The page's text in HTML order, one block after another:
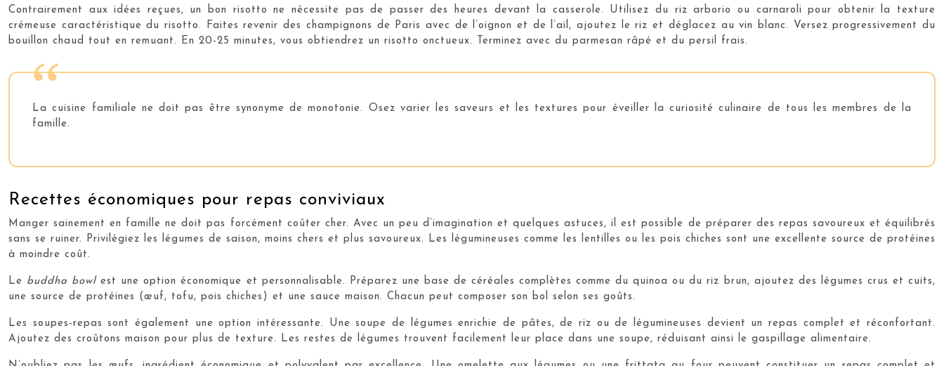
Contrairement aux idées reçues, un bon risotto ne nécessite pas de passer des heures devant la casserole. Utilisez du riz arborio ou carnaroli pour obtenir la texture
crémeuse caractéristique du risotto. Faites revenir des champignons de Paris avec de l’oignon et de l’ail, ajoutez le riz et déglacez au vin blanc. Versez progressivement du
bouillon chaud tout en remuant. En 20-25 minutes, vous obtiendrez un risotto onctueux. Terminez avec du parmesan râpé et du persil frais.
La cuisine familiale ne doit pas être synonyme de monotonie. Osez varier les saveurs et les textures pour éveiller la curiosité culinaire de tous les membres de la
famille.
Recettes économiques pour repas conviviaux
Manger sainement en famille ne doit pas forcément coûter cher. Avec un peu d’imagination et quelques astuces, il est possible de préparer des repas savoureux et équilibrés
sans se ruiner. Privilégiez les légumes de saison, moins chers et plus savoureux. Les légumineuses comme les lentilles ou les pois chiches sont une excellente source de protéines
à moindre coût.
Le buddha bowlest une option économique et personnalisable. Préparez une base de céréales complètes comme du quinoa ou du riz brun, ajoutez des légumes crus et cuits,
une source de protéines (œuf, tofu, pois chiches) et une sauce maison. Chacun peut composer son bol selon ses goûts.
Les soupes-repas sont également une option intéressante. Une soupe de légumes enrichie de pâtes, de riz ou de légumineuses devient un repas complet et réconfortant.
Ajoutez des croûtons maison pour plus de texture. Les restes de légumes trouvent facilement leur place dans une soupe, réduisant ainsi le gaspillage alimentaire.